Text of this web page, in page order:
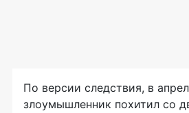
По версии следствия, в
злоумышленник похитил со